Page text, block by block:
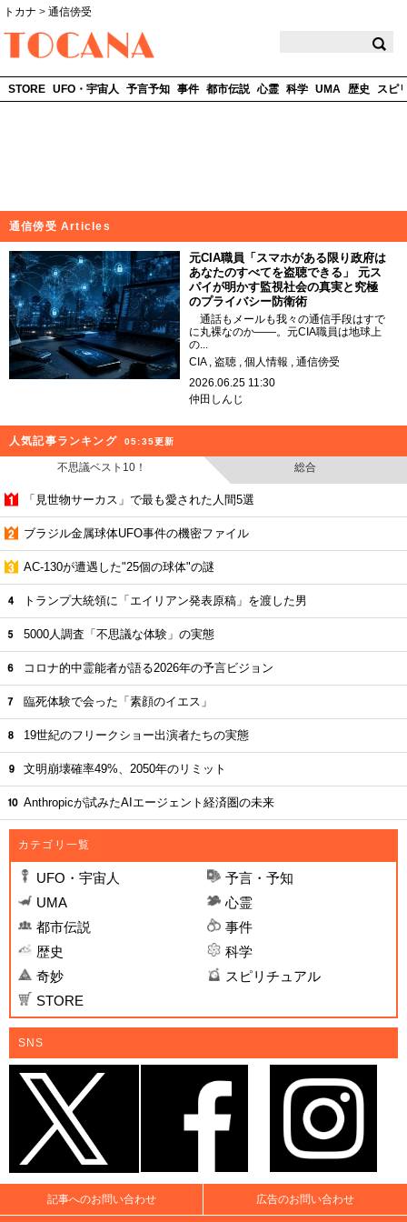
トカナ > 通信傍受
STORE UFO・宇宙人 予言予知 事件 都市伝説 心霊 科学 UMA 歴史 スピ
通信傍受 Articles
元CIA職員「スマホがある限り政府は
あなたのすべてを盗聴できる」 元ス
パイが明かす監視社会の真実と究極
のプライバシー防衛術
通話もメールも我々の通信手段はすで
に丸裸なのか――。元CIA職員は地球上
の...
CIA
盗聴 個人情報
通信傍受
2026.06.25 11:30
仲田しんじ
人気記事ランキング 05:35更新
不思議ベスト10！ 総合
「見世物サーカス」で最も愛された人間5選
ブラジル金属球体UFO事件の機密ファイル
AC-130が遭遇した"25個の球体"の謎
トランプ大統領に「エイリアン発表原稿」を渡した男
5000人調査「不思議な体験」の実態
コロナ的中霊能者が語る2026年の予言ビジョン
臨死体験で会った「素顔のイエス」
19世紀のフリークショー出演者たちの実態
文明崩壊確率49%、2050年のリミット
Anthropicが試みたAIエージェント経済圏の未来
カテゴリ一覧
UFO・宇宙人
予言・予知
UMA
心霊
都市伝説
事件
歴史
科学
奇妙
スピリチュアル
STORE
SNS
記事へのお問い合わせ 広告のお問い合わせ